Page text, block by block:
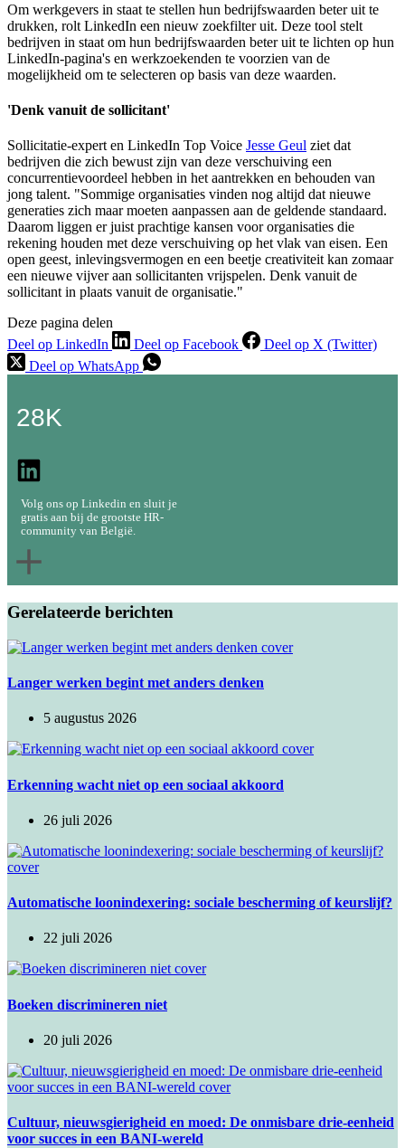
Om werkgevers in staat te stellen hun bedrijfswaarden beter uit te
drukken, rolt LinkedIn een nieuw zoekfilter uit. Deze tool stelt
bedrijven in staat om hun bedrijfswaarden beter uit te lichten op hun
LinkedIn-pagina's en werkzoekenden te voorzien van de
mogelijkheid om te selecteren op basis van deze waarden.
'Denk vanuit de sollicitant'
Sollicitatie-expert en LinkedIn Top Voice Jesse Geul ziet dat
bedrijven die zich bewust zijn van deze verschuiving een
concurrentievoordeel hebben in het aantrekken en behouden van
jong talent. "Sommige organisaties vinden nog altijd dat nieuwe
generaties zich maar moeten aanpassen aan de geldende standaard.
Daarom liggen er juist prachtige kansen voor organisaties die
rekening houden met deze verschuiving op het vlak van eisen. Een
open geest, inlevingsvermogen en een beetje creativiteit kan zomaar
een nieuwe vijver aan sollicitanten vrijspelen. Denk vanuit de
sollicitant in plaats vanuit de organisatie."
Deze pagina delen
Deel op LinkedIn
Deel op Facebook
Deel op X (Twitter)
Deel op WhatsApp
28K
Volg ons op Linkedin en sluit je
gratis aan bij de grootste HR-
community van België.
Gerelateerde berichten
Langer werken begint met anders denken
5 augustus 2026
​Erkenning wacht niet op een sociaal akkoord
26 juli 2026
Automatische loonindexering: sociale bescherming of keurslijf?
22 juli 2026
Boeken discrimineren niet
20 juli 2026
Cultuur, nieuwsgierigheid en moed: De onmisbare drie-eenheid
voor succes in een BANI-wereld